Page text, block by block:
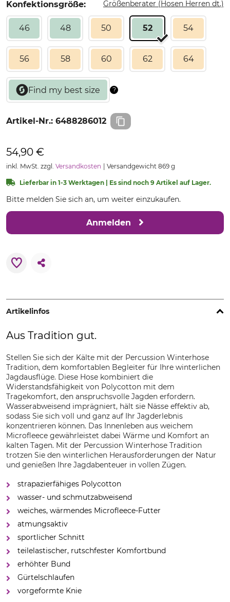
Konfektionsgröße: Größenberater (Hosen Herren dt.)
46 48 50 52 54
56 58 60 62 64
Artikel-Nr.: 6488286012
54,90 €
inkl. MwSt. zzgl. Versandkosten Versandgewicht 869 g
Lieferbar in 1-3 Werktagen | Es sind noch 9 Artikel auf Lager.
Bitte melden Sie sich an, um weiter einzukaufen.
Anmelden
Artikelinfos
Aus Tradition gut.
Stellen Sie sich der Kälte mit der Percussion Winterhose
Tradition, dem komfortablen Begleiter für Ihre winterlichen
Jagdausflüge. Diese Hose kombiniert die
Widerstandsfähigkeit von Polycotton mit dem
Tragekomfort, den anspruchsvolle Jagden erfordern.
Wasserabweisend imprägniert, hält sie Nässe effektiv ab,
sodass Sie sich voll und ganz auf Ihr Jagderlebnis
konzentrieren können. Das Innenleben aus weichem
Microfleece gewährleistet dabei Wärme und Komfort an
kalten Tagen. Mit der Percussion Winterhose Tradition
trotzen Sie den winterlichen Herausforderungen der Natur
und genießen Ihre Jagdabenteuer in vollen Zügen.
strapazierfähiges Polycotton
wasser- und schmutzabweisend
weiches, wärmendes Microfleece-Futter
atmungsaktiv
sportlicher Schnitt
teilelastischer, rutschfester Komfortbund
erhöhter Bund
Gürtelschlaufen
vorgeformte Knie